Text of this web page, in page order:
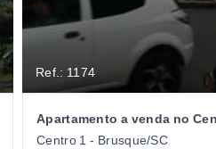
Ref.: 1174
Apartamento a venda no
Centro 1 - Brusque/SC